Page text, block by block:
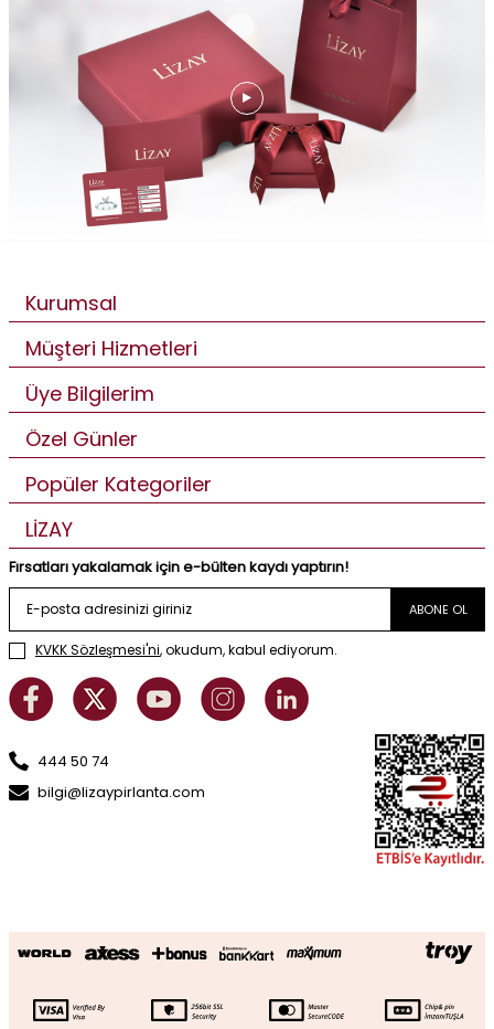
Kurumsal
Müşteri Hizmetleri
Üye Bilgilerim
Özel Günler
Popüler Kategoriler
LİZAY
Fırsatları yakalamak için e-bülten kaydı yaptırın!
ABONE OL
KVKK Sözleşmesi'ni, okudum, kabul ediyorum.
444 50 74
bilgi@lizaypirlanta.com